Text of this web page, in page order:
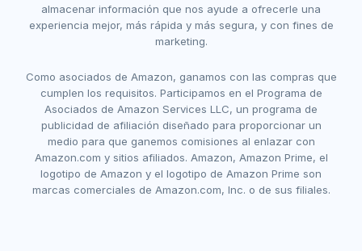
almacenar información que nos ayude a ofrecerle una
experiencia mejor, más rápida y más segura, y con fines de
marketing.
Como asociados de Amazon, ganamos con las compras que
cumplen los requisitos. Participamos en el Programa de
Asociados de Amazon Services LLC, un programa de
publicidad de afiliación diseñado para proporcionar un
medio para que ganemos comisiones al enlazar con
Amazon.com y sitios afiliados. Amazon, Amazon Prime, el
logotipo de Amazon y el logotipo de Amazon Prime son
marcas comerciales de Amazon.com, Inc. o de sus filiales.